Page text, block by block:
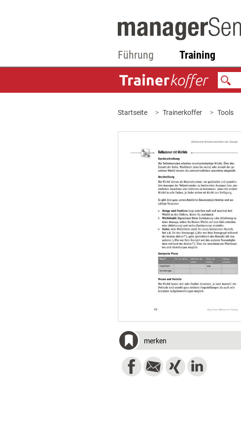
Führung Training
Startseite Trainerkoffer Tools
merken